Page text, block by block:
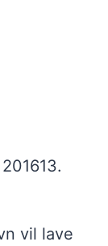
13.
vil lave